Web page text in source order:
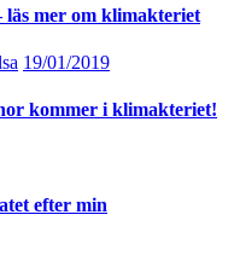
mer om klimakteriet
19/01/2019
kommer i klimakteriet!
efter min